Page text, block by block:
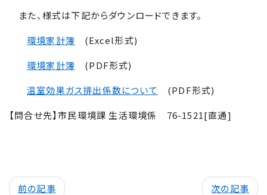
また、様式は下記からダウンロードできます。
環境家計簿 (Excel形式)
環境家計簿 (PDF形式)
温室効果ガス排出係数について (PDF形式)
【問合せ先】市民環境課 生活環境係 76-1521[直通]
前の記事 次の記事